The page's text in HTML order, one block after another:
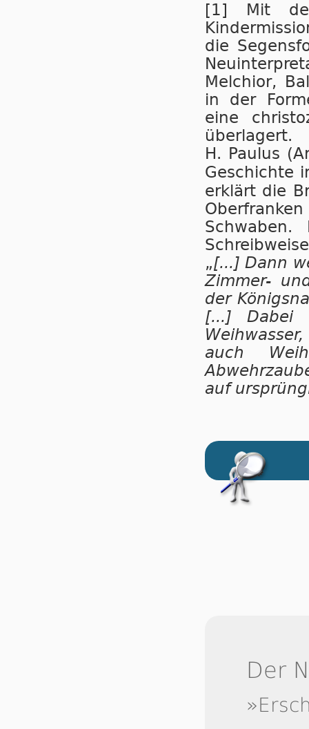
[1] Mit der
die
Melchior,
in der
eine
überlagert.
H. Paulus
Geschichte
erklärt die
„[...] Dann
Zimmer-
der
[...] Dabei
auch
auf
Der